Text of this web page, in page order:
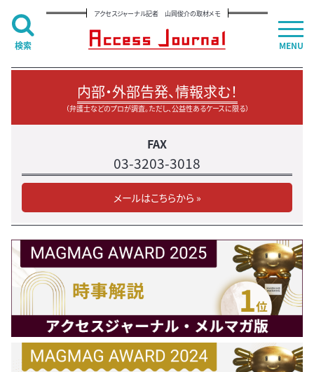
アクセスジャーナル記者 山岡俊介の取材メモ
内部・外部告発、情報求む！
（弁護士などのプロが調査。ただし、公益性あるケースに限る）
FAX
03-3203-3018
メールはこちらから »
MENU
検索